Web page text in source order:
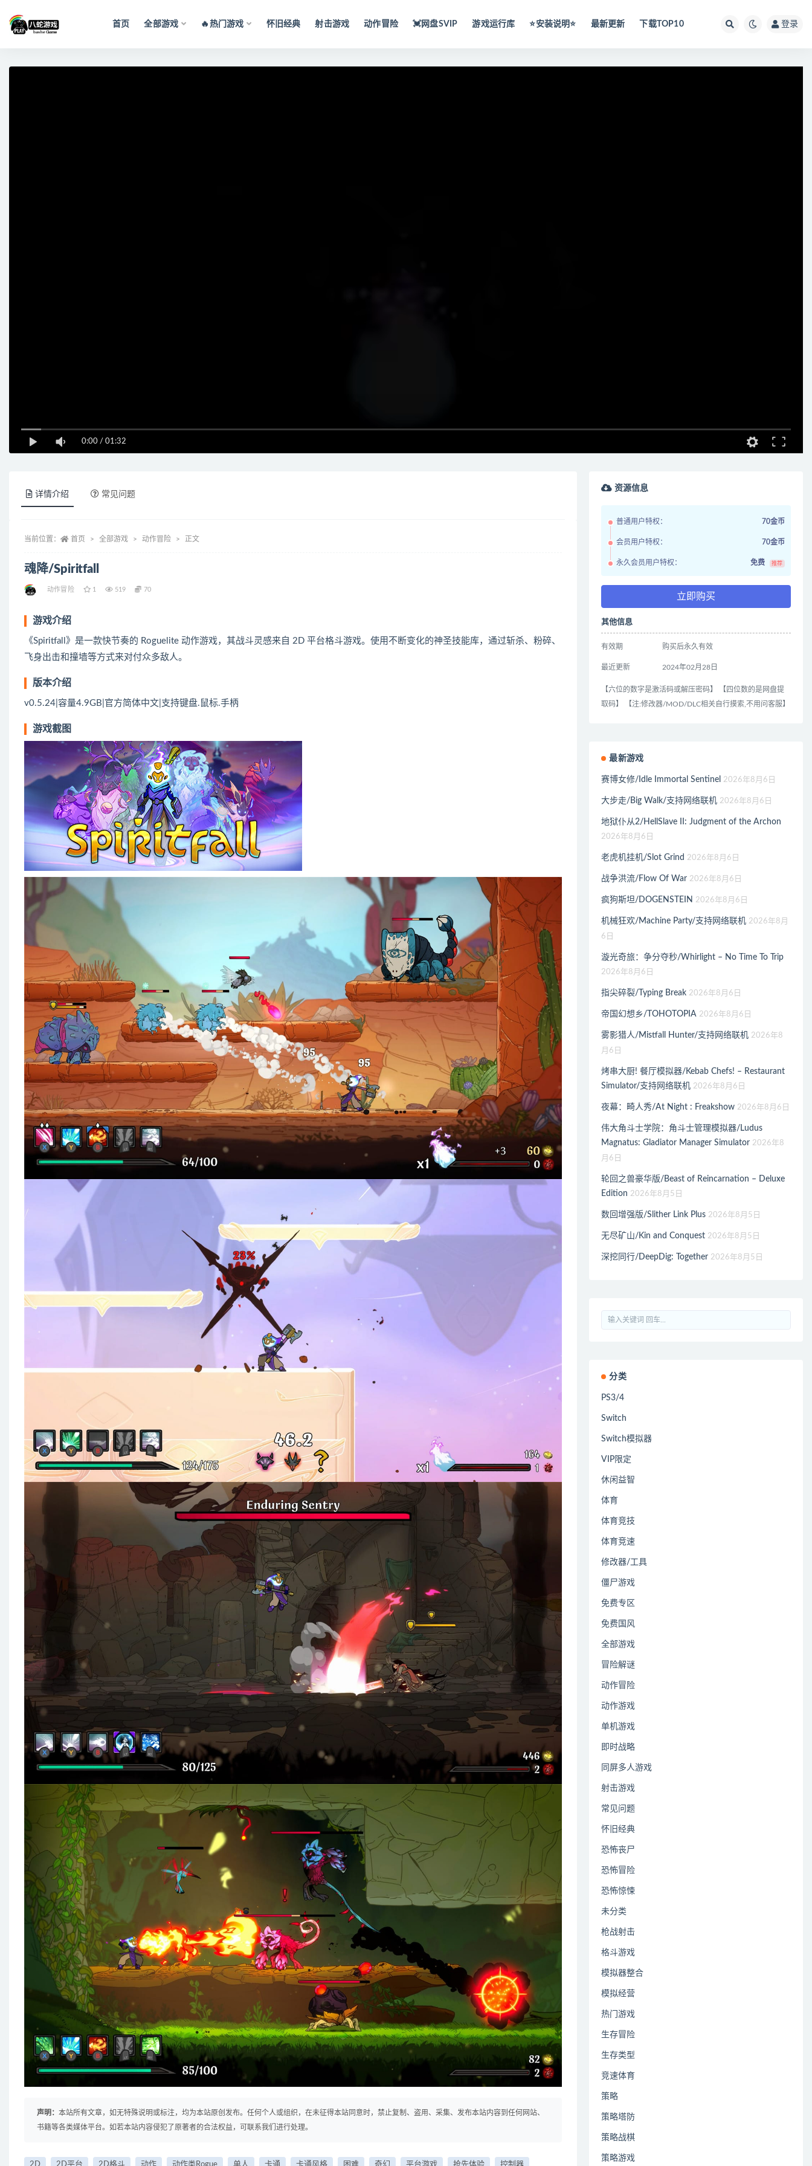
首页 全部游戏 🔥热门游戏 怀旧经典 射击游戏 动作冒险 💓网盘SVIP 游戏运行库 ⭐️安装说明⭐️ 最新更新 下载TOP10 登录
0:00 / 01:32
详情介绍 常见问题
当前位置： 首页 全部游戏 动作冒险 正文
魂降/Spiritfall
动作冒险 1 519 70
游戏介绍
《Spiritfall》是一款快节奏的 Roguelite 动作游戏，其战斗灵感来自 2D 平台格斗游戏。使用不断变化的神圣技能库，通过斩杀、粉碎、
飞身出击和撞墙等方式来对付众多敌人。
版本介绍
v0.5.24|容量4.9GB|官方简体中文|支持键盘.鼠标.手柄
游戏截图
声明： 本站所有文章，如无特殊说明或标注，均为本站原创发布。任何个人或组织，在未征得本站同意时，禁止复制、盗用、采集、发布本站内容到任何网站、
书籍等各类媒体平台。如若本站内容侵犯了原著者的合法权益，可联系我们进行处理。
2D 2D平台 2D格斗 动作 动作类Rogue 单人 卡通 卡通风格 困难 奇幻 平台游戏 抢先体验 控制器
资源信息
普通用户特权： 70金币
会员用户特权： 70金币
永久会员用户特权： 免费 推荐
立即购买
其他信息
有效期 购买后永久有效
最近更新 2024年02月28日
【六位的数字是激活码或解压密码】 【四位数的是网盘提
取码】 【注:修改器/MOD/DLC相关自行摸索,不用问客服】
最新游戏
赛博女修/Idle Immortal Sentinel 2026年8月6日
大步走/Big Walk/支持网络联机 2026年8月6日
地狱仆从2/HellSlave II: Judgment of the Archon
2026年8月6日
老虎机挂机/Slot Grind 2026年8月6日
战争洪流/Flow Of War 2026年8月6日
疯狗斯坦/DOGENSTEIN 2026年8月6日
机械狂欢/Machine Party/支持网络联机 2026年8月
6日
漩光奇旅：争分夺秒/Whirlight – No Time To Trip
2026年8月6日
指尖碎裂/Typing Break 2026年8月6日
帝国幻想乡/TOHOTOPIA 2026年8月6日
雾影猎人/Mistfall Hunter/支持网络联机 2026年8
月6日
烤串大厨! 餐厅模拟器/Kebab Chefs! – Restaurant
Simulator/支持网络联机 2026年8月6日
夜幕：畸人秀/At Night : Freakshow 2026年8月6日
伟大角斗士学院：角斗士管理模拟器/Ludus
Magnatus: Gladiator Manager Simulator 2026年8
月6日
轮回之兽豪华版/Beast of Reincarnation – Deluxe
Edition 2026年8月5日
数回增强版/Slither Link Plus 2026年8月5日
无尽矿山/Kin and Conquest 2026年8月5日
深挖同行/DeepDig: Together 2026年8月5日
分类
PS3/4
Switch
Switch模拟器
VIP限定
休闲益智
体育
体育竞技
体育竞速
修改器/工具
僵尸游戏
免费专区
免费国风
全部游戏
冒险解谜
动作冒险
动作游戏
单机游戏
即时战略
同屏多人游戏
射击游戏
常见问题
怀旧经典
恐怖丧尸
恐怖冒险
恐怖惊悚
未分类
枪战射击
格斗游戏
模拟器整合
模拟经营
热门游戏
生存冒险
生存类型
竞速体育
策略
策略塔防
策略战棋
策略游戏